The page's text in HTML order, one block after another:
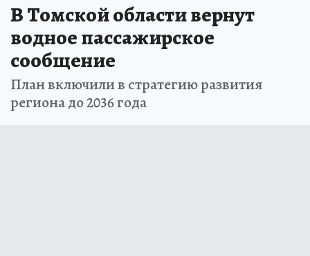
В Томской области вернут
водное пассажирское
сообщение
План включили в стратегию развития
региона до 2036 года